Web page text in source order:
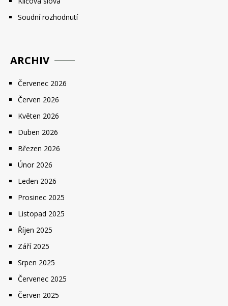
Soudní rozhodnutí
ARCHIV
Červenec 2026
Červen 2026
Květen 2026
Duben 2026
Březen 2026
Únor 2026
Leden 2026
Prosinec 2025
Listopad 2025
Říjen 2025
Září 2025
Srpen 2025
Červenec 2025
Červen 2025